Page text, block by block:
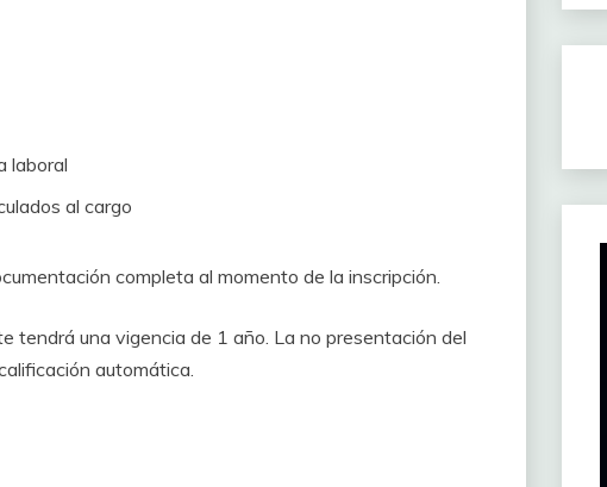
laboral
al cargo
completa al momento de la inscripción.
tendrá una vigencia de 1 año. La no presentación del
automática.